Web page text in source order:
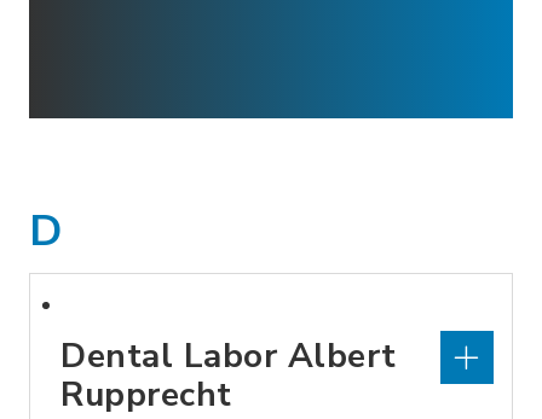
D
Dental Labor Albert
Rupprecht